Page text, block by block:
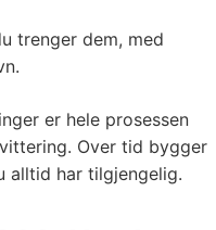
trenger dem, med
er hele prosessen
Over tid bygger
alltid har tilgjengelig.